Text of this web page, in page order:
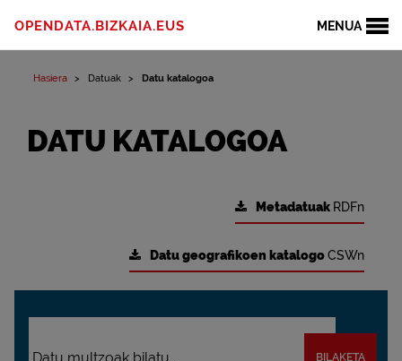
MENUA
OPENDATA.BIZKAIA.EUS
Hasiera Datuak Datu katalogoa
DATU KATALOGOA
Metadatuak RDFn
Datu geografikoen katalogoCSWn
BILAKETA